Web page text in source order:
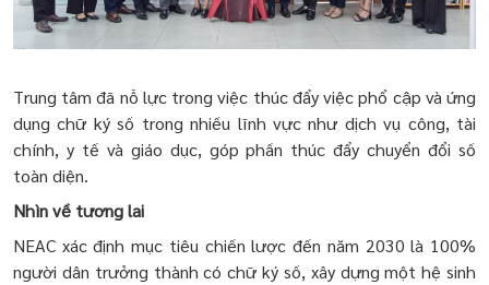
Trung tâm đã nỗ lực trong việc thúc đẩy việc phổ cập và ứng
dụng chữ ký số trong nhiều lĩnh vực như dịch vụ công, tài
chính, y tế và giáo dục, góp phần thúc đẩy chuyển đổi số
toàn diện.
Nhìn về tương lai
NEAC xác định mục tiêu chiến lược đến năm 2030 là 100%
người dân trưởng thành có chữ ký số, xây dựng một hệ sinh